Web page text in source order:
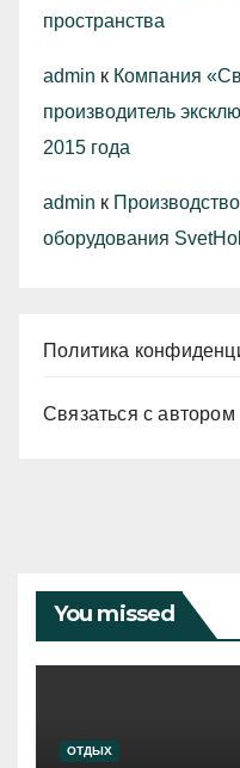
пространства
admin к Компания
производитель
2015 года
admin к
оборудования
Политика
Связаться с автором
You missed
ОТДЫХ